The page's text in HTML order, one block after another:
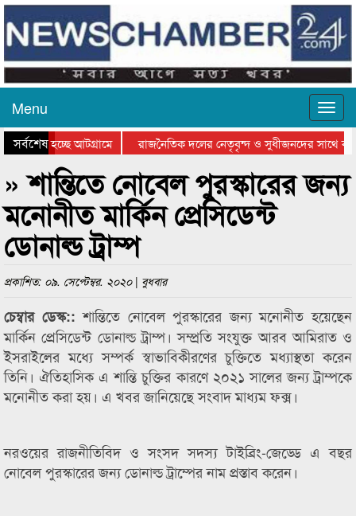
Menu
সর্বশেষহচ্ছে আটগ্রামে
রাজনৈতিক দলের নেতৃবৃন্দ ও সুধীজনদের সাথে
পুরস্কার বিতরণ সম্পন্ন
» শান্তিতে নোবেল পুরস্কারের জন্য
মনোনীত মার্কিন প্রেসিডেন্ট
ডোনাল্ড ট্রাম্প
প্রকাশিত: ০৯. সেপ্টেম্বর. ২০২০ | বুধবার
চেম্বার ডেস্ক::শান্তিতে নোবেল পুরস্কারের জন্য মনোনীত হয়েছেন
মার্কিন প্রেসিডেন্ট ডোনাল্ড ট্রাম্প। সম্প্রতি সংযুক্ত আরব আমিরাত ও
ইসরাইলের মধ্যে সম্পর্ক স্বাভাবিকীরণের চুক্তিতে মধ্যাস্থতা করেন
তিনি। ঐতিহাসিক এ শান্তি চুক্তির কারণে ২০২১ সালের জন্য ট্রাম্পকে
মনোনীত করা হয়। এ খবর জানিয়েছে সংবাদ মাধ্যম ফক্স।
নরওয়ের রাজনীতিবিদ ও সংসদ সদস্য টাইব্রিং-জেড্ডে এ বছর
নোবেল পুরস্কারের জন্য ডোনাল্ড ট্রাম্পের নাম প্রস্তাব করেন।